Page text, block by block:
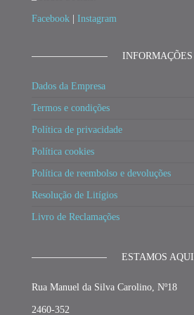
Facebook Instagram
INFORMAÇÕES
Dados da Empresa
Termos e condições
Política de privacidade
Política cookies
Política de reembolso e devoluções
Resolução de Litígios
Livro de Reclamações
ESTAMOS AQUI
Rua Manuel da Silva Carolino, Nº18
2460-352